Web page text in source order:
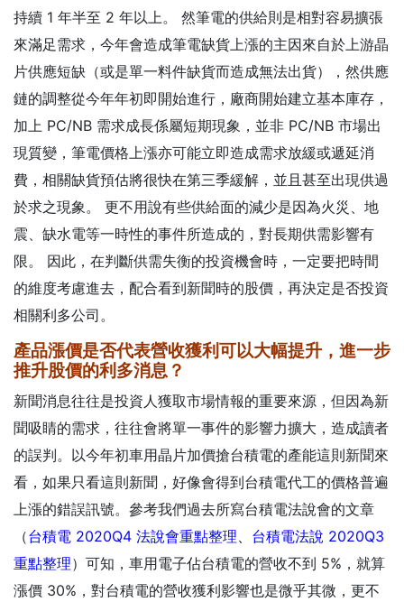
持續 1 年半至 2 年以上。 然筆電的供給則是相對容易擴張
來滿足需求，今年會造成筆電缺貨上漲的主因來自於上游晶
片供應短缺（或是單一料件缺貨而造成無法出貨），然供應
鏈的調整從今年年初即開始進行，廠商開始建立基本庫存，
加上 PC/NB 需求成長係屬短期現象，並非 PC/NB 市場出
現質變，筆電價格上漲亦可能立即造成需求放緩或遞延消
費，相關缺貨預估將很快在第三季緩解，並且甚至出現供過
於求之現象。 更不用說有些供給面的減少是因為火災、地
震、缺水電等一時性的事件所造成的，對長期供需影響有
限。 因此，在判斷供需失衡的投資機會時，一定要把時間
的維度考慮進去，配合看到新聞時的股價，再決定是否投資
相關利多公司。
產品漲價是否代表營收獲利可以大幅提升，進一步
推升股價的利多消息？
新聞消息往往是投資人獲取市場情報的重要來源，但因為新
聞吸睛的需求，往往會將單一事件的影響力擴大，造成讀者
的誤判。以今年初車用晶片加價搶台積電的產能這則新聞來
看，如果只看這則新聞，好像會得到台積電代工的價格普遍
上漲的錯誤訊號。參考我們過去所寫台積電法說會的文章
（台積電 2020Q4 法說會重點整理
台積電法說 2020Q3
重點整理）可知，車用電子佔台積電的營收不到 5%，就算
漲價 30%，對台積電的營收獲利影響也是微乎其微，更不